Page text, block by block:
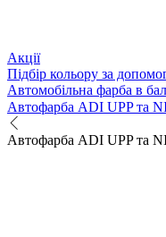
Акції
Підбір кольору за
Автомобільна фарба в
Автофарба ADI UPP та
Автофарба ADI UPP та